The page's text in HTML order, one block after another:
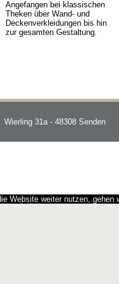
Angefangen bei klassischen
Theken über Wand- und
Deckenverkleidungen bis hin
zur gesamten Gestaltung.
Wierling 31a - 48308 Senden
Website weiter nutzen,